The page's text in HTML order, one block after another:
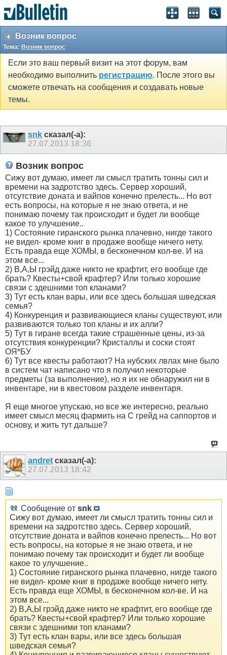
Возник вопрос
Тема: Возник вопрос
Если это ваш первый визит на этот форум, вам
необходимо выполнить регистрацию. После этого вы
сможете отвечать на сообщения и создавать новые
темы.
snk сказал(-а):
27.07.2013 18:36
Возник вопрос
Сижу вот думаю, имеет ли смысл тратить тонны сил и
времени на задротство здесь. Сервер хороший,
отсутствие доната и вайпов конечно прелесть... Но вот
есть вопросы, на которые я не знаю ответа, и не
понимаю почему так происходит и будет ли вообще
какое то улучшение..
1) Состояние гиранского рынка плачевно, нигде такого
не видел- кроме книг в продаже вообще ничего нету.
Есть правда еще ХОМЫ, в бесконечном кол-ве. И на
этом все...
2) В,А,Ы грэйд даже никто не крафтит, его вообще где
брать? Квесты+свой крафтер? Или только хорошие
связи с здешними топ кланами?
3) Тут есть клан вары, или все здесь большая шведская
семья?
4) Конкуренция и развивающиеся кланы существуют, или
развиваются только топ кланы и их алли?
5) Тут в гиране всегда такие страшенные цены, из-за
отсутствия конкуренции? Кристаллы и соски стоят
ОЯ*БУ
6) Тут все квесты работают? На нубских лвлах мне было
в систем чат написано что я получил некоторые
предметы (за выполнение), но я их не обнаружил ни в
инвентаре, ни в квестовом разделе инвентаря.
Я еще многое упускаю, но все же интересно, реально
имеет смысл месяц фармить на С грейд на саппортов и
основу, и жить тут дальше?
andret сказал(-а):
27.07.2013 18:42
Сообщение от snk
Сижу вот думаю, имеет ли смысл тратить тонны сил и
времени на задротство здесь. Сервер хороший,
отсутствие доната и вайпов конечно прелесть... Но вот
есть вопросы, на которые я не знаю ответа, и не
понимаю почему так происходит и будет ли вообще
какое то улучшение..
1) Состояние гиранского рынка плачевно, нигде такого
не видел- кроме книг в продаже вообще ничего нету.
Есть правда еще ХОМЫ, в бесконечном кол-ве. И на
этом все...
2) В,А,Ы грэйд даже никто не крафтит, его вообще где
брать? Квесты+свой крафтер? Или только хорошие
связи с здешними топ кланами?
3) Тут есть клан вары, или все здесь большая
шведская семья?